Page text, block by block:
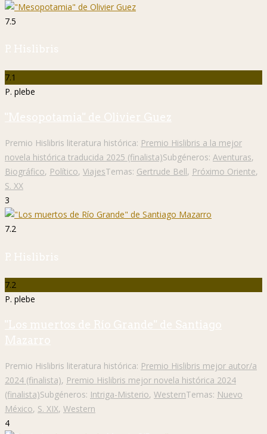
7.5
P. Hislibris
7.1
P. plebe
"Mesopotamia" de Olivier Guez
Premio Hislibris literatura histórica: Premio Hislibris a la mejor
novela histórica traducida 2025 (finalista)Subgéneros: Aventuras,
Biográfico, Político, ViajesTemas: Gertrude Bell, Próximo Oriente,
S. XX
3
7.2
P. Hislibris
7.2
P. plebe
"Los muertos de Río Grande" de Santiago
Mazarro
Premio Hislibris literatura histórica: Premio Hislibris mejor autor/a
2024 (finalista), Premio Hislibris mejor novela histórica 2024
(finalista)Subgéneros: Intriga-Misterio, WesternTemas: Nuevo
México, S. XIX, Western
4